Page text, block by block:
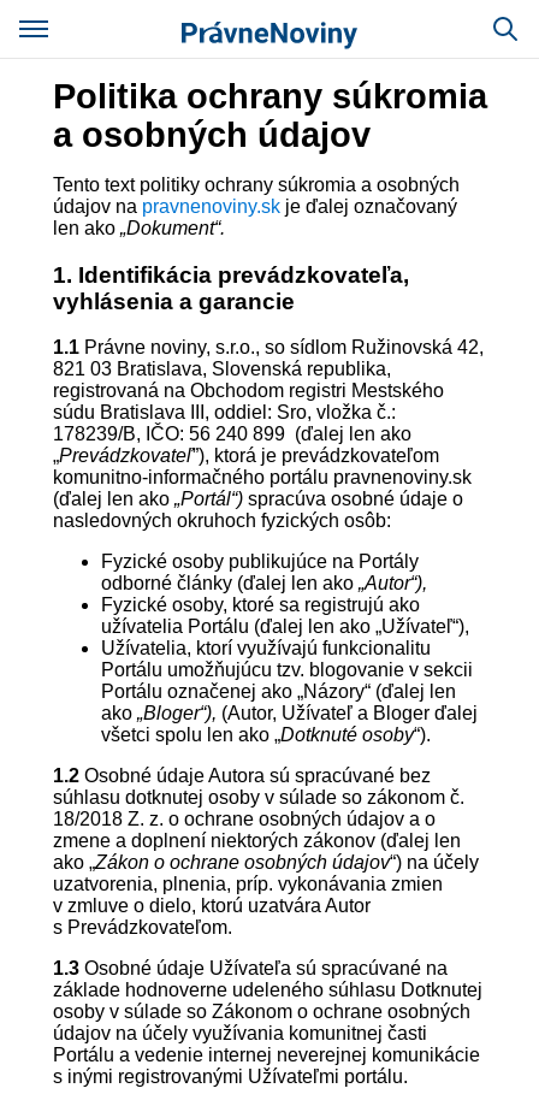
Politika ochrany súkromia
a osobných údajov
Tento text politiky ochrany súkromia a osobných
údajov na pravnenoviny.skje ďalej označovaný
len ako „Dokument“.
1. Identifikácia prevádzkovateľa,
vyhlásenia a garancie
1.1Právne noviny, s.r.o., so sídlom Ružinovská 42,
821 03 Bratislava, Slovenská republika,
registrovaná na Obchodom registri Mestského
súdu Bratislava III, oddiel: Sro, vložka č.:
178239/B, IČO: 56 240 899 (ďalej len ako
„Prevádzkovateľ”), ktorá je prevádzkovateľom
komunitno-informačného portálu pravnenoviny.sk
(ďalej len ako „Portál“)spracúva osobné údaje o
nasledovných okruhoch fyzických osôb:
Fyzické osoby publikujúce na Portály
odborné články (ďalej len ako „Autor“),
Fyzické osoby, ktoré sa registrujú ako
užívatelia Portálu (ďalej len ako „Užívateľ“),
Užívatelia, ktorí využívajú funkcionalitu
Portálu umožňujúcu tzv. blogovanie v sekcii
Portálu označenej ako „Názory“ (ďalej len
ako „Bloger“), (Autor, Užívateľ a Bloger ďalej
všetci spolu len ako „Dotknuté osoby“).
1.2Osobné údaje Autora sú spracúvané bez
súhlasu dotknutej osoby v súlade so zákonom č.
18/2018 Z. z. o ochrane osobných údajov a o
zmene a doplnení niektorých zákonov (ďalej len
ako „Zákon o ochrane osobných údajov“) na účely
uzatvorenia, plnenia, príp. vykonávania zmien
v zmluve o dielo, ktorú uzatvára Autor
s Prevádzkovateľom.
1.3Osobné údaje Užívateľa sú spracúvané na
základe hodnoverne udeleného súhlasu Dotknutej
osoby v súlade so Zákonom o ochrane osobných
údajov na účely využívania komunitnej časti
Portálu a vedenie internej neverejnej komunikácie
s inými registrovanými Užívateľmi portálu.